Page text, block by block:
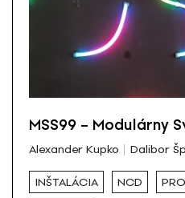
MSS99 – Modulárny
Alexander Kupko Dalibor
INŠTALÁCIA NCD